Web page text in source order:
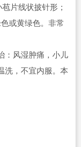
片线状披针形；
或黄绿色。非常
：风湿肿痛，小儿
洗，不宜内服。本